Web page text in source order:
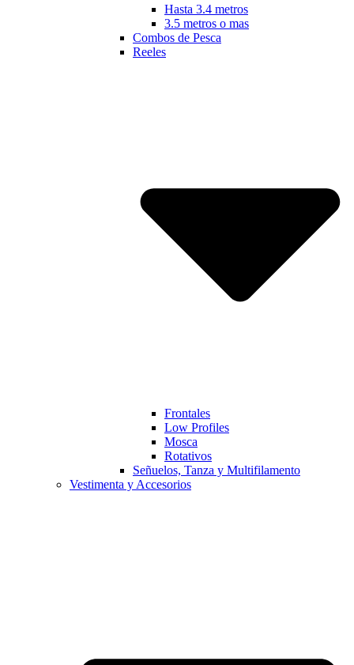
Hasta 3.4 metros
3.5 metros o mas
Combos de Pesca
Reeles
Frontales
Low Profiles
Mosca
Rotativos
Señuelos, Tanza y Multifilamento
Vestimenta y Accesorios